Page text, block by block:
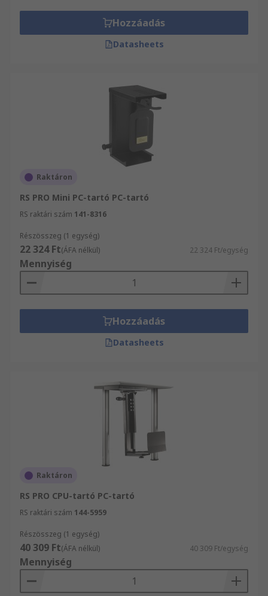
részesülhet a másnapi kiszállítás előnyeiben.
Fedezze Irodai kellékek területén jelentkező
Hozzáadás
Datasheets
Raktáron
RS PRO Mini PC-tartó PC-tartó
RS raktári szám 141-8316
Részösszeg (1 egység)
22 324 Ft(ÁFA nélkül) 22 324 Ft/egység
Mennyiség
Hozzáadás
Datasheets
Raktáron
RS PRO CPU-tartó PC-tartó
RS raktári szám 144-5959
Részösszeg (1 egység)
40 309 Ft(ÁFA nélkül) 40 309 Ft/egység
Mennyiség